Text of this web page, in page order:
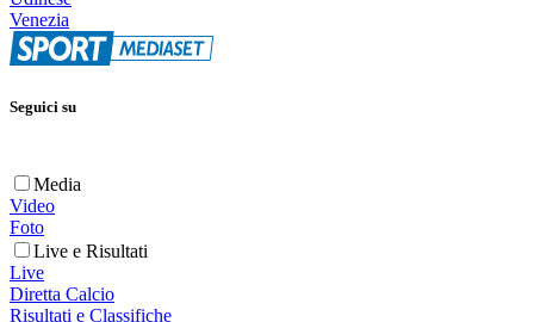
Venezia
Seguici su
Media
Video
Foto
Live e Risultati
Live
Diretta Calcio
Risultati e Classifiche